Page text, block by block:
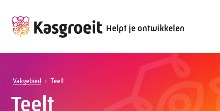
Helpt je ontwikkelen
Vakgebied Teelt
Teelt